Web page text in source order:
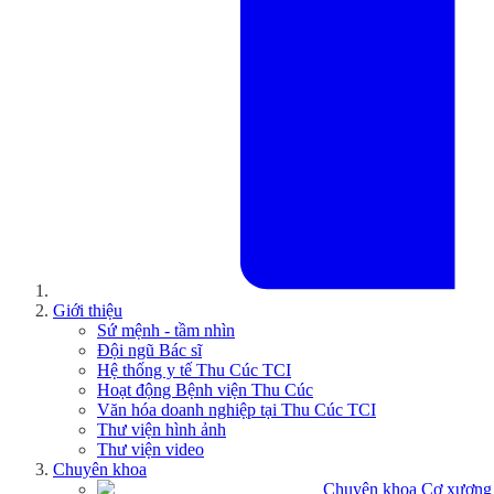
Giới thiệu
Sứ mệnh - tầm nhìn
Đội ngũ Bác sĩ
Hệ thống y tế Thu Cúc TCI
Hoạt động Bệnh viện Thu Cúc
Văn hóa doanh nghiệp tại Thu Cúc TCI
Thư viện hình ảnh
Thư viện video
Chuyên khoa
Chuyên khoa Cơ